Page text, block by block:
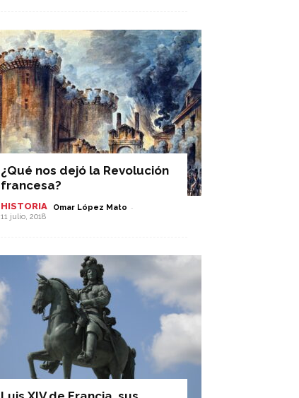
¿Qué nos dejó la Revolución
francesa?
HISTORIA Omar López Mato -
11 julio, 2018